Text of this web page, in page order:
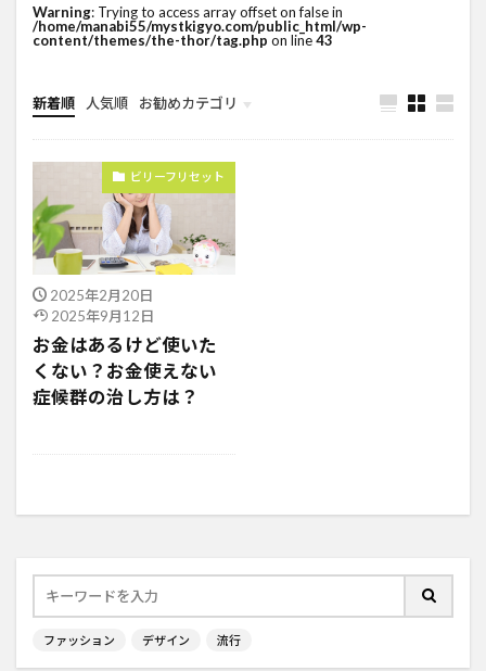
Warning: Trying to access array offset on false in
/home/manabi55/mystkigyo.com/public_html/wp-
content/themes/the-thor/tag.php on line43
新着順 人気順 お勧めカテゴリ
未分類
ビリーフリセット
2025年2月20日
2025年9月12日
お金はあるけど使いた
くない？お金使えない
症候群の治し方は？
ファッション デザイン 流行